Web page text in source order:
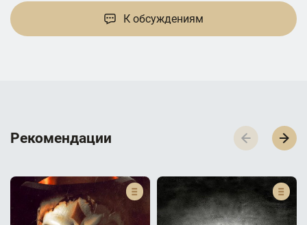
К обсуждениям
Р­­­е­­­к­­­о­­­м­­­е­­­н­­­д­­­а­­­ц­­­и­­­и